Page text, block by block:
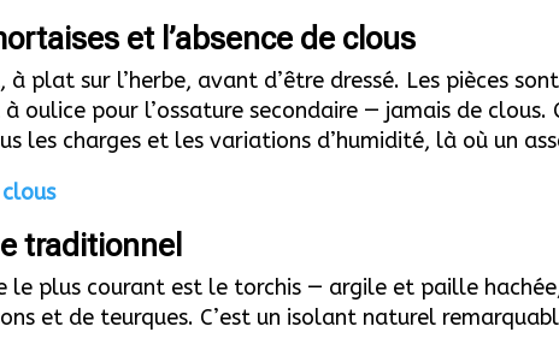
et l’absence de clous
plat sur l’herbe, avant d’être dressé. Les pièces
oulice pour l’ossature secondaire — jamais de
les charges et les variations d’humidité, là où un
traditionnel
le plus courant est le torchis — argile et paille
et de teurques. C’est un isolant naturel